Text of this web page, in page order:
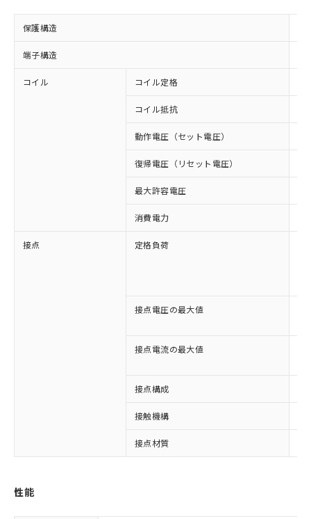
保護構造
端子構造
コイル コイル定格
コイル抵抗
動作電圧（セット電圧）
復帰電圧（リセット電圧）
最大許容電圧
消費電力
接点 定格負荷
接点電圧の最大値
接点電流の最大値
接点構成
接触機構
接点材質
性能